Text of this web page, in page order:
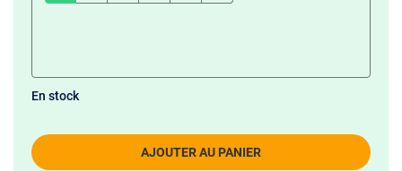
AJOUTER AU PANIER
En stock